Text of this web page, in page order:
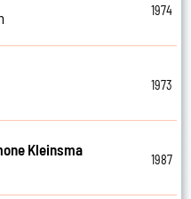
1974
1973
Kleinsma
1987